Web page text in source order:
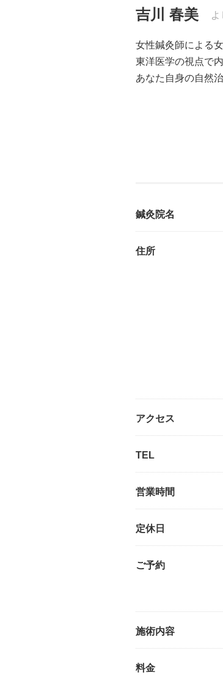
吉川 春美
女性鍼灸師による
東洋医学の視点で
あなた自身の自然
鍼灸院名
住所
アクセス
TEL
営業時間
定休日
ご予約
施術内容
料金